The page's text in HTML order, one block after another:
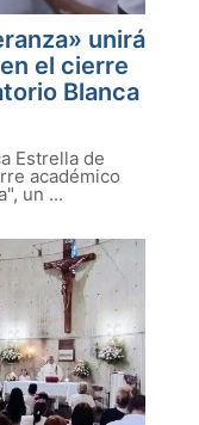
unirá
el cierre
Blanca
Estrella de
académico
un ...